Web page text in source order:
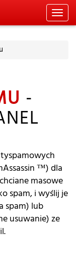
-
™) dla
masowe
spam, i wyślij je
spam) lub
usuwanie) ze